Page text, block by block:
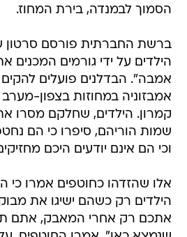
הסמוך לבמנדה, בירת המחוז.
ברשת החברתית פורסם סרטון
הילדים על ידי גורמים המכנים
אמבה". הבדלנים פועלים
אמבזוניה במחוזות בצפון-
קמרון. הילדים, שחלקם מסרו
שמות הוריהם, סיפרו כי הם
וכי הם אינם יודעים היכם
אלו שהזדהו כחוטפים אמרו כי
הילדים רק כשהם ישיגו את
אתכם רק אחרי המאבק, אתם